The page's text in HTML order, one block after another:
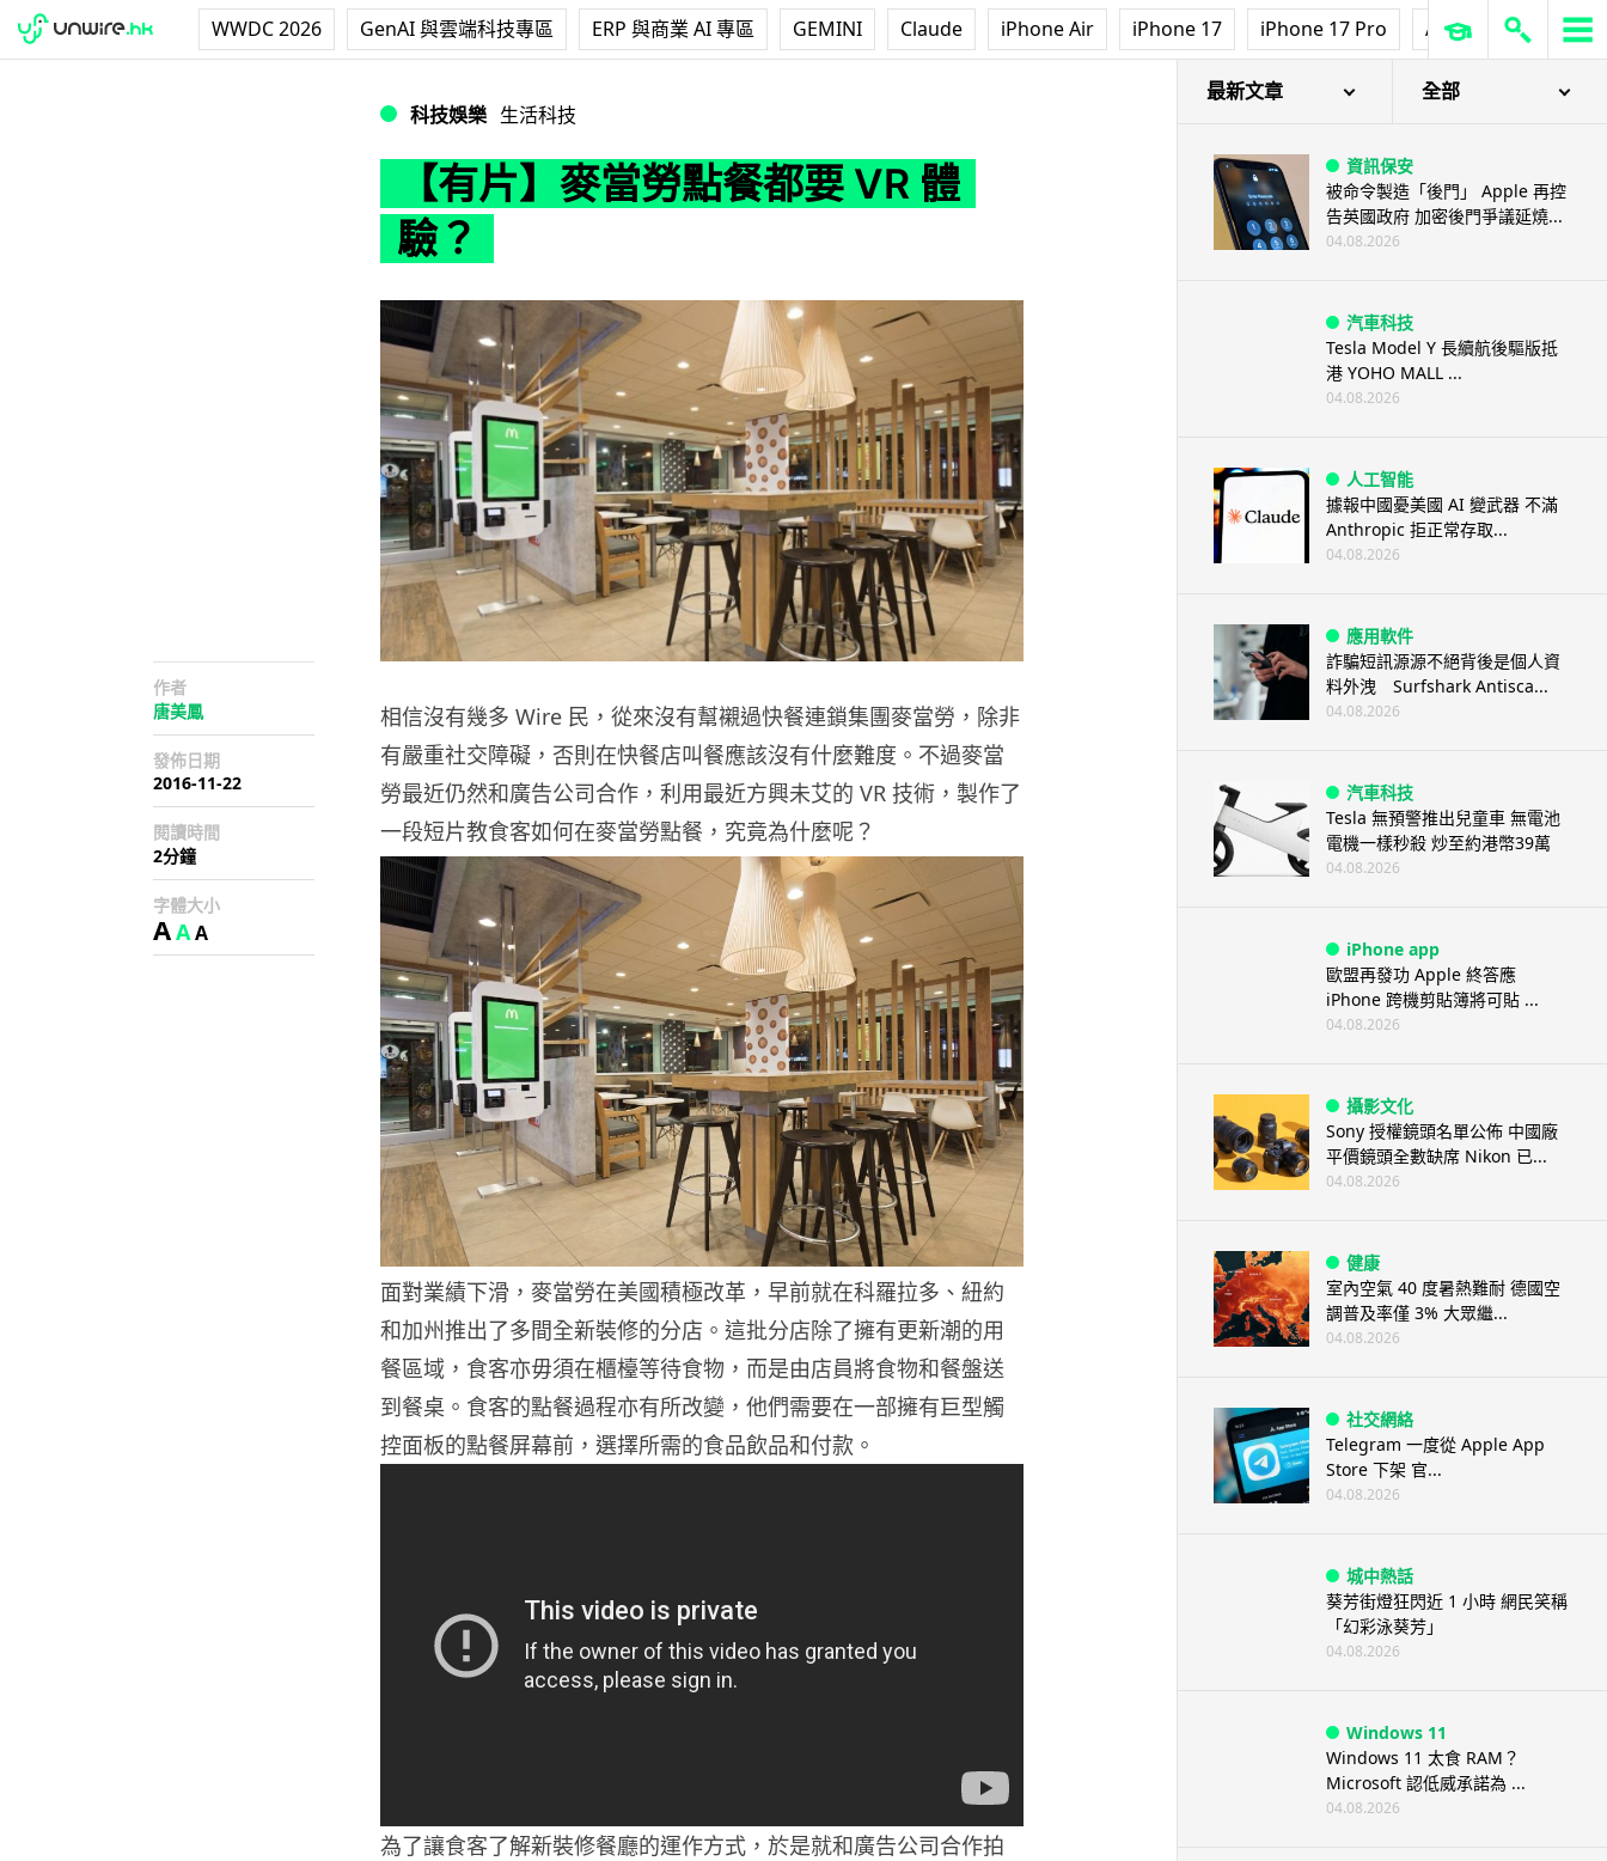
WWDC 2026 GenAI 與雲端科技專區 ERP 與商業 AI 專區 GEMINI Claude iPhone Air iPhone 17 iPhone 17 Pro AirPods Pro 3
科技娛樂 生活科技
【有片】麥當勞點餐都要 VR 體
驗？
作者
唐美鳳
發佈日期
2016-11-22
閱讀時間
2分鐘
字體大小
AAA
相信沒有幾多 Wire 民，從來沒有幫襯過快餐連鎖集團麥當勞，除非
有嚴重社交障礙，否則在快餐店叫餐應該沒有什麼難度。不過麥當
勞最近仍然和廣告公司合作，利用最近方興未艾的 VR 技術，製作了
一段短片教食客如何在麥當勞點餐，究竟為什麼呢？
面對業績下滑，麥當勞在美國積極改革，早前就在科羅拉多、紐約
和加州推出了多間全新裝修的分店。這批分店除了擁有更新潮的用
餐區域，食客亦毋須在櫃檯等待食物，而是由店員將食物和餐盤送
到餐桌。食客的點餐過程亦有所改變，他們需要在一部擁有巨型觸
控面板的點餐屏幕前，選擇所需的食品飲品和付款。
為了讓食客了解新裝修餐廳的運作方式，於是就和廣告公司合作拍
最新文章 全部
資訊保安
被命令製造「後門」 Apple 再控
告英國政府 加密後門爭議延燒...
04.08.2026
汽車科技
Tesla Model Y 長續航後驅版抵
港 YOHO MALL ...
04.08.2026
人工智能
據報中國憂美國 AI 變武器 不滿
Anthropic 拒正常存取...
04.08.2026
應用軟件
詐騙短訊源源不絕背後是個人資
料外洩 Surfshark Antisca...
04.08.2026
汽車科技
Tesla 無預警推出兒童車 無電池
電機一樣秒殺 炒至約港幣39萬
04.08.2026
iPhone app
歐盟再發功 Apple 終答應
iPhone 跨機剪貼簿將可貼 ...
04.08.2026
攝影文化
Sony 授權鏡頭名單公佈 中國廠
平價鏡頭全數缺席 Nikon 已...
04.08.2026
健康
室內空氣 40 度暑熱難耐 德國空
調普及率僅 3% 大眾繼...
04.08.2026
社交網絡
Telegram 一度從 Apple App
Store 下架 官...
04.08.2026
城中熱話
葵芳街燈狂閃近 1 小時 網民笑稱
「幻彩泳葵芳」
04.08.2026
Windows 11
Windows 11 太食 RAM？
Microsoft 認低威承諾為 ...
04.08.2026